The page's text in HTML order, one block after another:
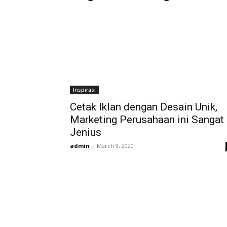
Inspirasi
Cetak Iklan dengan Desain Unik,
Marketing Perusahaan ini Sangat
Jenius
admin - March 9, 2020